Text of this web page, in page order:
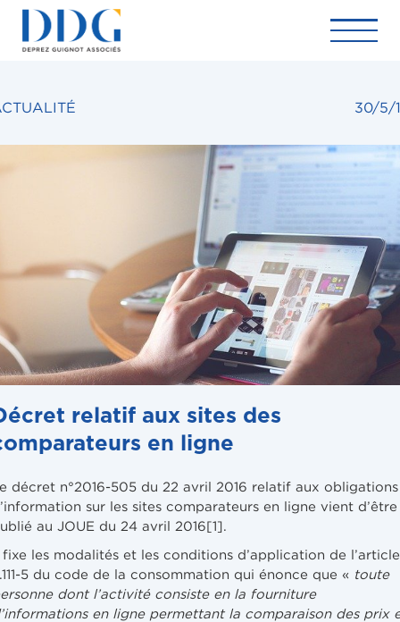
30/5/
relatif aux sites des
en ligne
décret n°2016-505 du 22 avril 2016 relatif aux obligations
sur les sites comparateurs en ligne vient d’être
au JOUE du 24 avril 2016[1].
fixe les modalités et les conditions d’application de l’article
5 du code de la consommation qui énonce que « toute
dont l’activité consiste en la fourniture
en ligne permettant la comparaison des prix